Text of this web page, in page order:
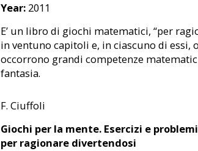
Year:2011
E’ un libro di giochi matematici, “per
in ventuno capitoli e, in ciascuno di
occorrono grandi competenze
fantasia.
F. Ciuffoli
Giochi per la mente. Esercizi e
per ragionare divertendosi